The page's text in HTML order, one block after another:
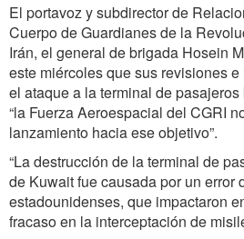
El portavoz y subdirector de
Cuerpo de Guardianes de la
Irán, el general de brigada Hosein
este miércoles que sus revisiones
el ataque a la terminal de
“la Fuerza Aeroespacial del CGRI
lanzamiento hacia ese objetivo”.
“La destrucción de la terminal de
de Kuwait fue causada por un error
estadounidenses, que impactaron
fracaso en la interceptación de